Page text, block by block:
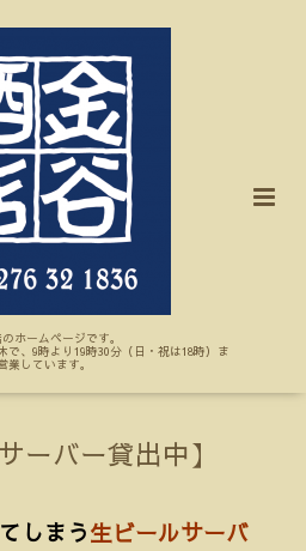
ホームページです。
で、9時より19時30分（日・祝は18時）ま
業しています。
ーバー貸出中】
しまう生ビールサーバ